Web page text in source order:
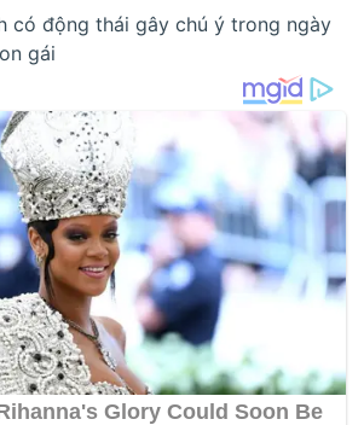
có động thái gây chú ý trong ngày
gái